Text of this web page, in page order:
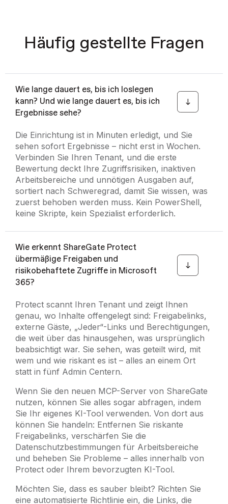
Häufig gestellte Fragen
Wie lange dauert es, bis ich loslegen
kann? Und wie lange dauert es, bis ich
Ergebnisse sehe?
Die Einrichtung ist in Minuten erledigt, und Sie
sehen sofort Ergebnisse – nicht erst in Wochen.
Verbinden Sie Ihren Tenant, und die erste
Bewertung deckt Ihre Zugriffsrisiken, inaktiven
Arbeitsbereiche und unnötigen Ausgaben auf,
sortiert nach Schweregrad, damit Sie wissen, was
zuerst behoben werden muss. Kein PowerShell,
keine Skripte, kein Spezialist erforderlich.
Wie erkennt ShareGate Protect
übermäßige Freigaben und
risikobehaftete Zugriffe in Microsoft
365?
Protect scannt Ihren Tenant und zeigt Ihnen
genau, wo Inhalte offengelegt sind: Freigabelinks,
externe Gäste, „Jeder“-Links und Berechtigungen,
die weit über das hinausgehen, was ursprünglich
beabsichtigt war. Sie sehen, was geteilt wird, mit
wem und wie riskant es ist – alles an einem Ort
statt in fünf Admin Centern.
Wenn Sie den neuen MCP-Server von ShareGate
nutzen, können Sie alles sogar abfragen, indem
Sie Ihr eigenes KI-Tool verwenden. Von dort aus
können Sie handeln: Entfernen Sie riskante
Freigabelinks, verschärfen Sie die
Datenschutzbestimmungen für Arbeitsbereiche
und beheben Sie Probleme – alles innerhalb von
Protect oder Ihrem bevorzugten KI-Tool.
Möchten Sie, dass es sauber bleibt? Richten Sie
eine automatisierte Richtlinie ein, die Links, die